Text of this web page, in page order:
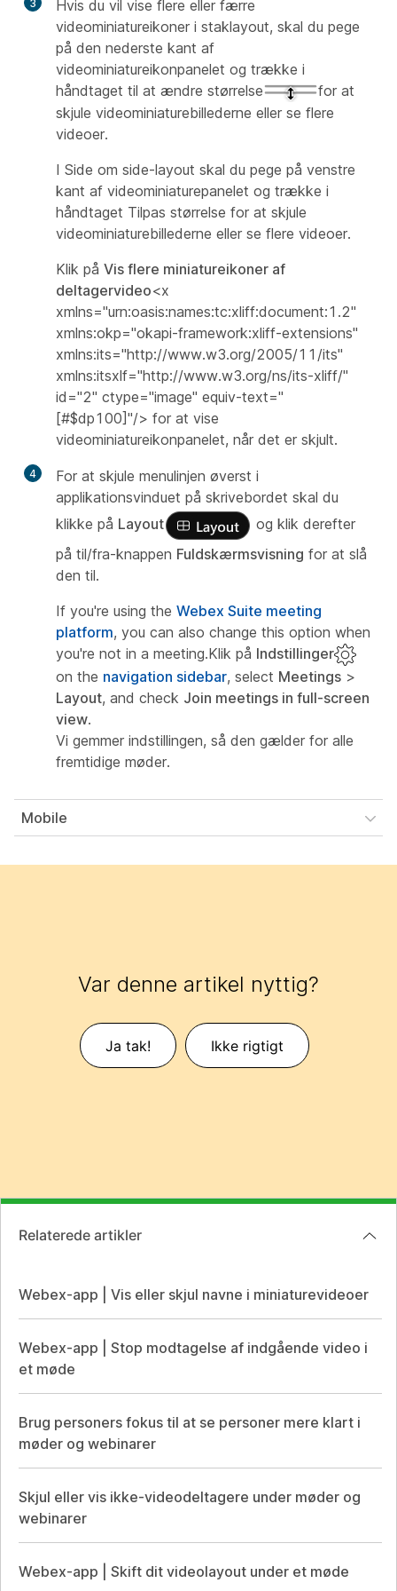
3
Hvis du vil vise flere eller færre
videominiatureikoner i staklayout, skal du pege
på den nederste kant af
videominiatureikonpanelet og trække i
håndtaget til at ændre størrelse
for at
skjule videominiaturebillederne eller se flere
videoer.
I Side om side-layout skal du pege på venstre
kant af videominiaturepanelet og trække i
håndtaget Tilpas størrelse for at skjule
videominiaturebillederne eller se flere videoer.
Klik på Vis flere miniatureikoner af
deltagervideo<x
xmlns="urn:oasis:names:tc:xliff:document:1.2"
xmlns:okp="okapi-framework:xliff-extensions"
xmlns:its="http://www.w3.org/2005/11/its"
xmlns:itsxlf="http://www.w3.org/ns/its-xliff/"
id="2" ctype="image" equiv-text="
[#$dp100]"/> for at vise
videominiatureikonpanelet, når det er skjult.
4
For at skjule menulinjen øverst i
applikationsvinduet på skrivebordet skal du
klikke på Layout
og klik derefter
på til/fra-knappen Fuldskærmsvisning for at slå
den til.
If you're using the Webex Suite meeting
platform, you can also change this option when
you're not in a meeting.Klik på Indstillinger
on the navigation sidebar, select Meetings >
Layout, and check Join meetings in full-screen
view.
Vi gemmer indstillingen, så den gælder for alle
fremtidige møder.
Mobile
Var denne artikel nyttig?
Ja tak! Ikke rigtigt
Relaterede artikler
Webex-app | Vis eller skjul navne i miniaturevideoer
Webex-app | Stop modtagelse af indgående video i
et møde
Brug personers fokus til at se personer mere klart i
møder og webinarer
Skjul eller vis ikke-videodeltagere under møder og
webinarer
Webex-app | Skift dit videolayout under et møde